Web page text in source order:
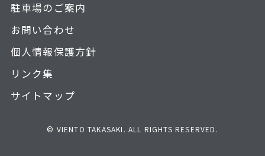
駐車場のご案内
お問い合わせ
個人情報保護方針
リンク集
サイトマップ
© VIENTO TAKASAKI. ALL RIGHTS RESERVED.